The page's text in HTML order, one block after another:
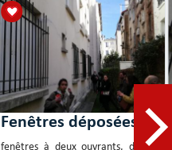
Fenêtres déposées
fenêtres à deux ouvrants, double